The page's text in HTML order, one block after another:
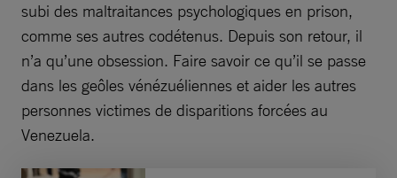
subi des maltraitances psychologiques en prison,
comme ses autres codétenus. Depuis son retour, il
n’a qu’une obsession. Faire savoir ce qu’il se passe
dans les geôles vénézuéliennes et aider les autres
personnes victimes de disparitions forcées au
Venezuela.